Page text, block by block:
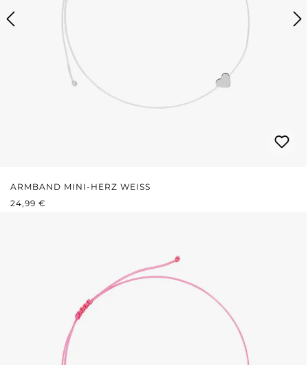
ARMBAND MINI-HERZ WEISS
REGULÄRER PREIS:
24,99 €